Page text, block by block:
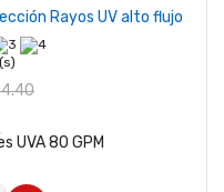
Rayos UV alto flujo